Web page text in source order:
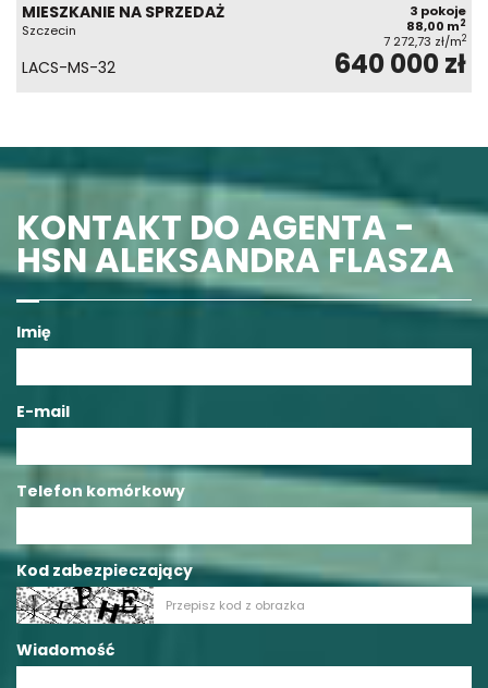
MIESZKANIE NA SPRZEDAŻ
Szczecin
3 pokoje
88,00 m2
7 272,73 zł/m2
LACS-MS-32 640 000 zł
KONTAKT DO AGENTA -
HSN ALEKSANDRA FLASZA
Imię
E-mail
Telefon komórkowy
Kod zabezpieczający
Wiadomość